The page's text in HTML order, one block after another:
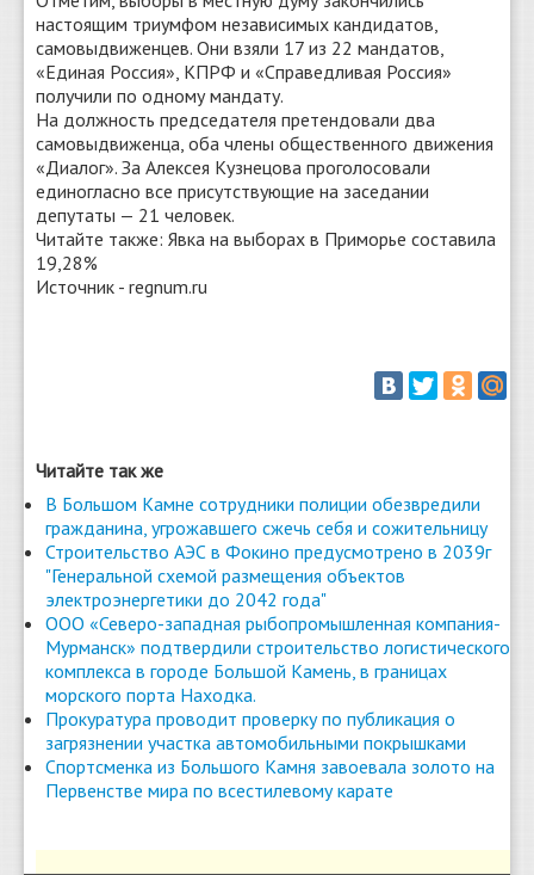
настоящим триумфом независимых кандидатов,
самовыдвиженцев. Они взяли 17 из 22 мандатов,
«Единая Россия», КПРФ и «Справедливая Россия»
получили по одному мандату.
На должность председателя претендовали два
самовыдвиженца, оба члены общественного движения
«Диалог». За Алексея Кузнецова проголосовали
единогласно все присутствующие на заседании
депутаты — 21 человек.
Читайте также: Явка на выборах в Приморье составила
19,28%
Источник - regnum.ru
Читайте так же
В Большом Камне сотрудники полиции обезвредили
гражданина, угрожавшего сжечь себя и сожительницу
Строительство АЭС в Фокино предусмотрено в 2039г
"Генеральной схемой размещения объектов
электроэнергетики до 2042 года"
ООО «Северо-западная рыбопромышленная компания-
Мурманск» подтвердили строительство логистического
комплекса в городе Большой Камень, в границах
морского порта Находка.
Прокуратура проводит проверку по публикация о
загрязнении участка автомобильными покрышками
Спортсменка из Большого Камня завоевала золото на
Первенстве мира по всестилевому карате